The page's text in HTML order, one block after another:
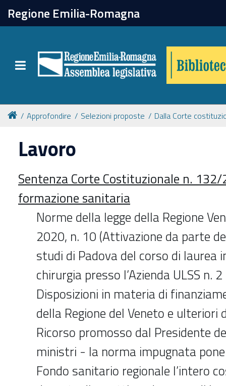
Regione Emilia-Romagna
Toggle navigation
chiudi
Catalogo online
Collezioni
Per approfondire
Appuntamenti
Prenotazione spazi
Approfondire Selezioni proposte Dalla Corte
Lavoro
Sentenza Corte Costituzionale n.
formazione sanitaria
Norme della legge della Regione
2020, n. 10 (Attivazione da parte
studi di Padova del corso di laurea
chirurgia presso l’Azienda ULSS n.
Disposizioni in materia di
della Regione del Veneto e ulteriori
Ricorso promosso dal Presidente
ministri - la norma impugnata
Fondo sanitario regionale l’intero